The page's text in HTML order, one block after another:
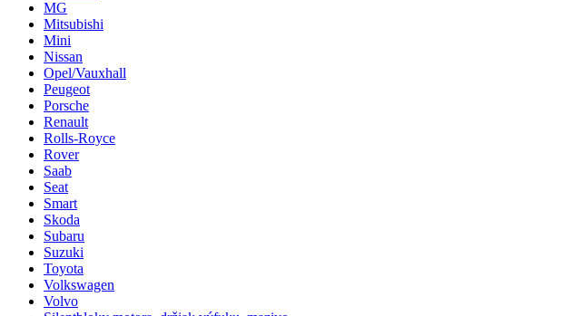
MG
Mitsubishi
Mini
Nissan
Opel/Vauxhall
Peugeot
Porsche
Renault
Rolls-Royce
Rover
Saab
Seat
Smart
Skoda
Subaru
Suzuki
Toyota
Volkswagen
Volvo